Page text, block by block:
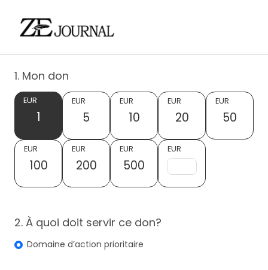
1. Mon don
EUR
1
EUR
5
EUR
10
EUR
20
EUR
50
EUR
100
EUR
200
EUR
500
EUR
2. À quoi doit servir ce don?
Domaine d’action prioritaire